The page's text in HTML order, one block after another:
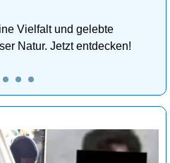
Vielfalt und gelebte
Natur. Jetzt entdecken!